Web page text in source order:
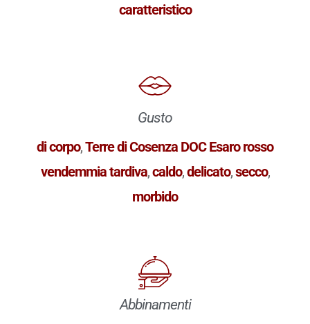
caratteristico
Gusto
di corpo,Terre di Cosenza DOC Esaro rosso
vendemmia tardiva,caldo,delicato,secco,
morbido
Abbinamenti